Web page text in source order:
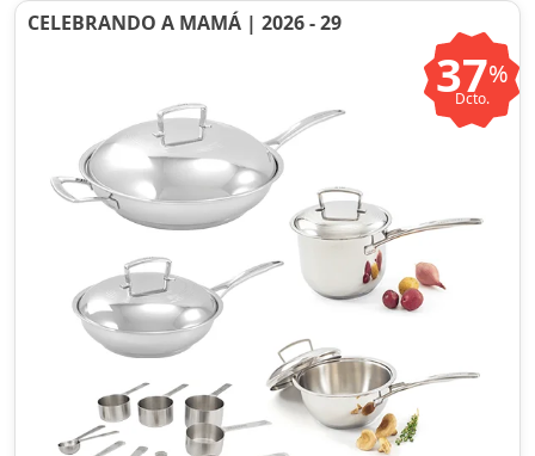
CELEBRANDO A MAMÁ | 2026 - 29
37%
Dcto.